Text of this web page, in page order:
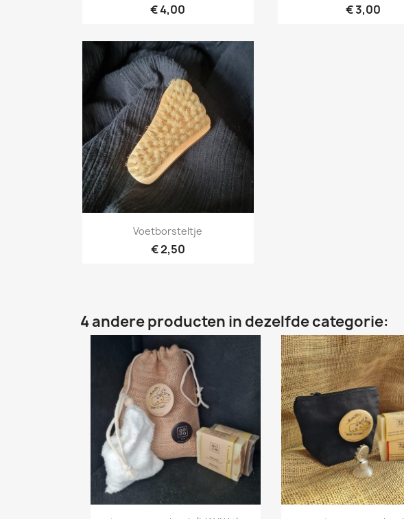
€ 4,00 € 3,00
Snel bekijken
Voetborsteltje
€ 2,50
4 andere producten in dezelfde categorie: